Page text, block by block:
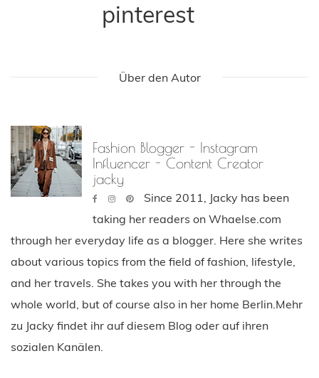
pinterest
Über den Autor
Fashion Blogger - Instagram
Influencer - Content Creator
jacky
Since 2011, Jacky has been
taking her readers on Whaelse.com
through her everyday life as a blogger. Here she writes
about various topics from the field of fashion, lifestyle,
and her travels. She takes you with her through the
whole world, but of course also in her home Berlin.Mehr
zu Jacky findet ihr auf diesem Blog oder auf ihren
sozialen Kanälen.